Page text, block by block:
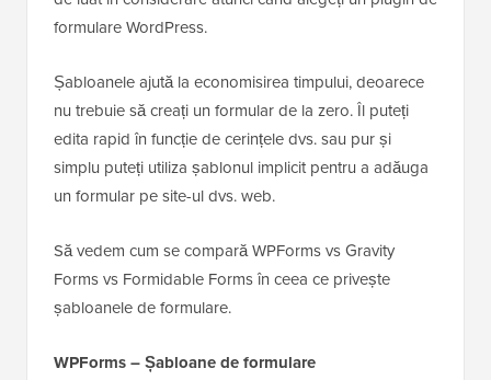
formulare WordPress.
Șabloanele ajută la economisirea timpului, deoarece
nu trebuie să creați un formular de la zero. Îl puteți
edita rapid în funcție de cerințele dvs. sau pur și
simplu puteți utiliza șablonul implicit pentru a adăuga
un formular pe site-ul dvs. web.
Să vedem cum se compară WPForms vs Gravity
Forms vs Formidable Forms în ceea ce privește
șabloanele de formulare.
WPForms – Șabloane de formulare